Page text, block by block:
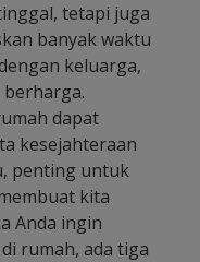
tetapi juga
banyak waktu
keluarga,
dapat
kesejahteraan
penting untuk
kita
Anda ingin
rumah, ada tiga